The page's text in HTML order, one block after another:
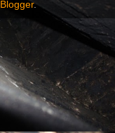
Blogger.